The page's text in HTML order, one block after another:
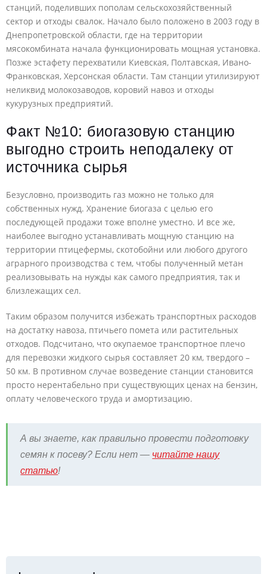
станций, поделивших пополам сельскохозяйственный
сектор и отходы свалок. Начало было положено в 2003 году в
Днепропетровской области, где на территории
мясокомбината начала функционировать мощная установка.
Позже эстафету перехватили Киевская, Полтавская, Ивано-
Франковская, Херсонская области. Там станции утилизируют
неликвид молокозаводов, коровий навоз и отходы
кукурузных предприятий.
Факт №10: биогазовую станцию
выгодно строить неподалеку от
источника сырья
Безусловно, производить газ можно не только для
собственных нужд. Хранение биогаза с целью его
последующей продажи тоже вполне уместно. И все же,
наиболее выгодно устанавливать мощную станцию на
территории птицефермы, скотобойни или любого другого
аграрного производства с тем, чтобы полученный метан
реализовывать на нужды как самого предприятия, так и
близлежащих сел.
Таким образом получится избежать транспортных расходов
на достатку навоза, птичьего помета или растительных
отходов. Подсчитано, что окупаемое транспортное плечо
для перевозки жидкого сырья составляет 20 км, твердого –
50 км. В противном случае возведение станции становится
просто нерентабельно при существующих ценах на бензин,
оплату человеческого труда и амортизацию.
А вы знаете, как правильно провести подготовку
семян к посеву? Если нет — читайте нашу
статью!